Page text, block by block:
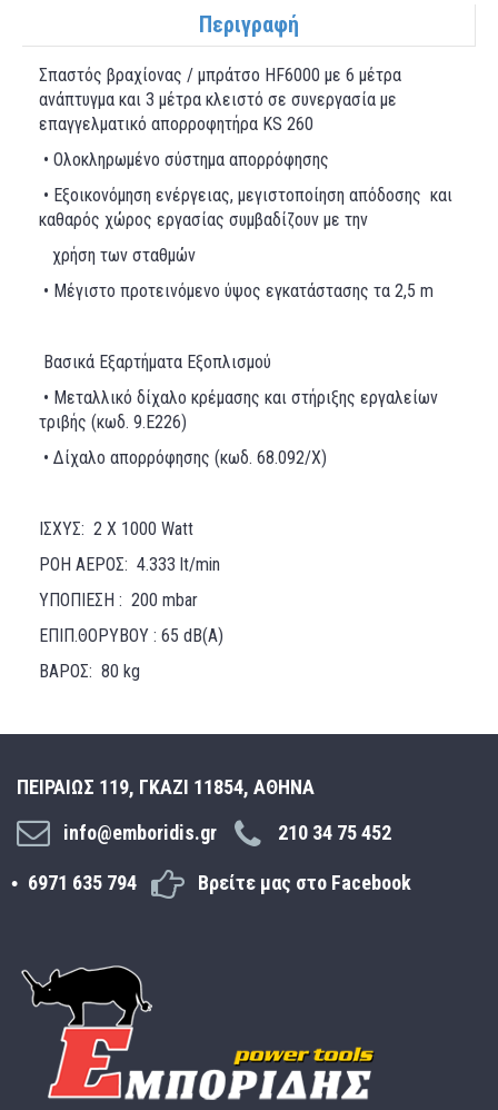
Περιγραφή
Σπαστός βραχίονας / μπράτσο HF6000 με 6 μέτρα
ανάπτυγμα και 3 μέτρα κλειστό σε συνεργασία με
επαγγελματικό απορροφητήρα KS 260
• Ολοκληρωμένο σύστημα απορρόφησης
• Εξοικονόμηση ενέργειας, μεγιστοποίηση απόδοσης και
καθαρός χώρος εργασίας συμβαδίζουν με την
χρήση των σταθμών
• Μέγιστο προτεινόμενο ύψος εγκατάστασης τα 2,5 m
Βασικά Εξαρτήματα Εξοπλισμού
• Μεταλλικό δίχαλο κρέμασης και στήριξης εργαλείων
τριβής (κωδ. 9.E226)
• Δίχαλο απορρόφησης (κωδ. 68.092/X)
ΙΣΧΥΣ: 2 X 1000 Watt
ΡΟΗ ΑΕΡΟΣ: 4.333 lt/min
ΥΠΟΠΙΕΣΗ : 200 mbar
ΕΠΙΠ.ΘΟΡΥΒΟΥ : 65 dB(Α)
ΒΑΡΟΣ: 80 kg
ΠΕΙΡΑΙΩΣ 119, ΓΚΑΖΙ 11854, ΑΘΗΝΑ
info@emboridis.gr
210 34 75 452
6971 635 794 Βρείτε μας στο Facebook